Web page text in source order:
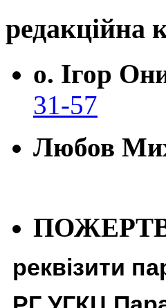
редакційна
о. Ігор
31-57
Любов
реквізити